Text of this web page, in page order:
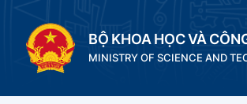
BỘ KHOA HỌC VÀ
MINISTRY OF SCIENCE AND